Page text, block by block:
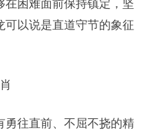
在困难面前保持镇定，坚
可以说是直道守节的象征
勇往直前、不屈不挠的精